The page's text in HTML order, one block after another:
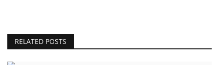
RELATED POSTS